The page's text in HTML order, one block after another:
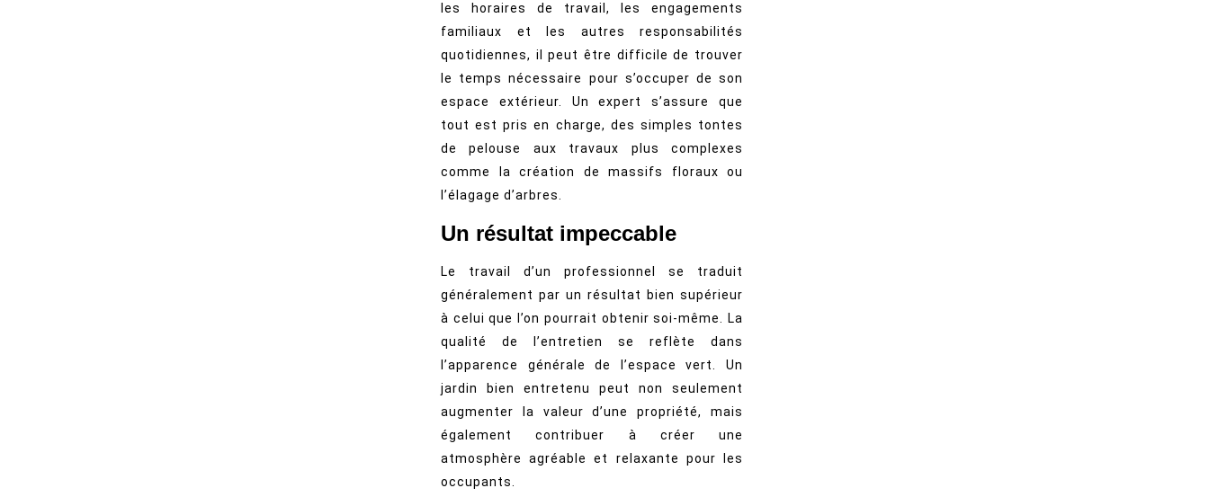
les horaires de travail, les engagements
familiaux et les autres responsabilités
quotidiennes, il peut être difficile de trouver
le temps nécessaire pour s’occuper de son
espace extérieur. Un expert s’assure que
tout est pris en charge, des simples tontes
de pelouse aux travaux plus complexes
comme la création de massifs floraux ou
l’élagage d’arbres.
Un résultat impeccable
Le travail d’un professionnel se traduit
généralement par un résultat bien supérieur
à celui que l’on pourrait obtenir soi-même. La
qualité de l’entretien se reflète dans
l’apparence générale de l’espace vert. Un
jardin bien entretenu peut non seulement
augmenter la valeur d’une propriété, mais
également contribuer à créer une
atmosphère agréable et relaxante pour les
occupants.